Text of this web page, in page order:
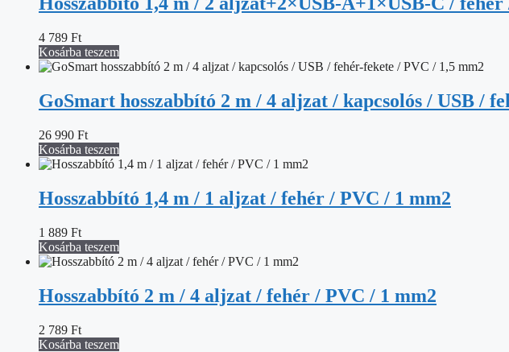
4 789 Ft
Kosárba teszem
GoSmart hosszabbító 2 m / 4 aljzat / kapcsolós / USB /
26 990 Ft
Kosárba teszem
Hosszabbító 1,4 m / 1 aljzat / fehér / PVC / 1 mm2
1 889 Ft
Kosárba teszem
Hosszabbító 2 m / 4 aljzat / fehér / PVC / 1 mm2
2 789 Ft
Kosárba teszem